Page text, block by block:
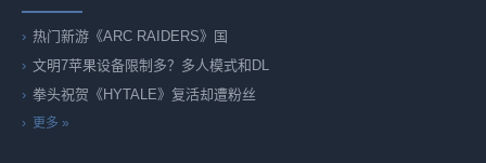
热门新游《ARC RAIDERS》国
文明7苹果设备限制多？多人模式和DL
拳头祝贺《HYTALE》复活却遭粉丝
更多 »